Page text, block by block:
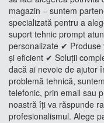
magazin – suntem
specializată pentru a
suport tehnic prompt
personalizate ✔
și eficient ✔ Soluții
dacă ai nevoie de ajutor
problemă tehnică,
telefonic, prin email sau
noastră îți va răspunde
profesionalismul. Alege